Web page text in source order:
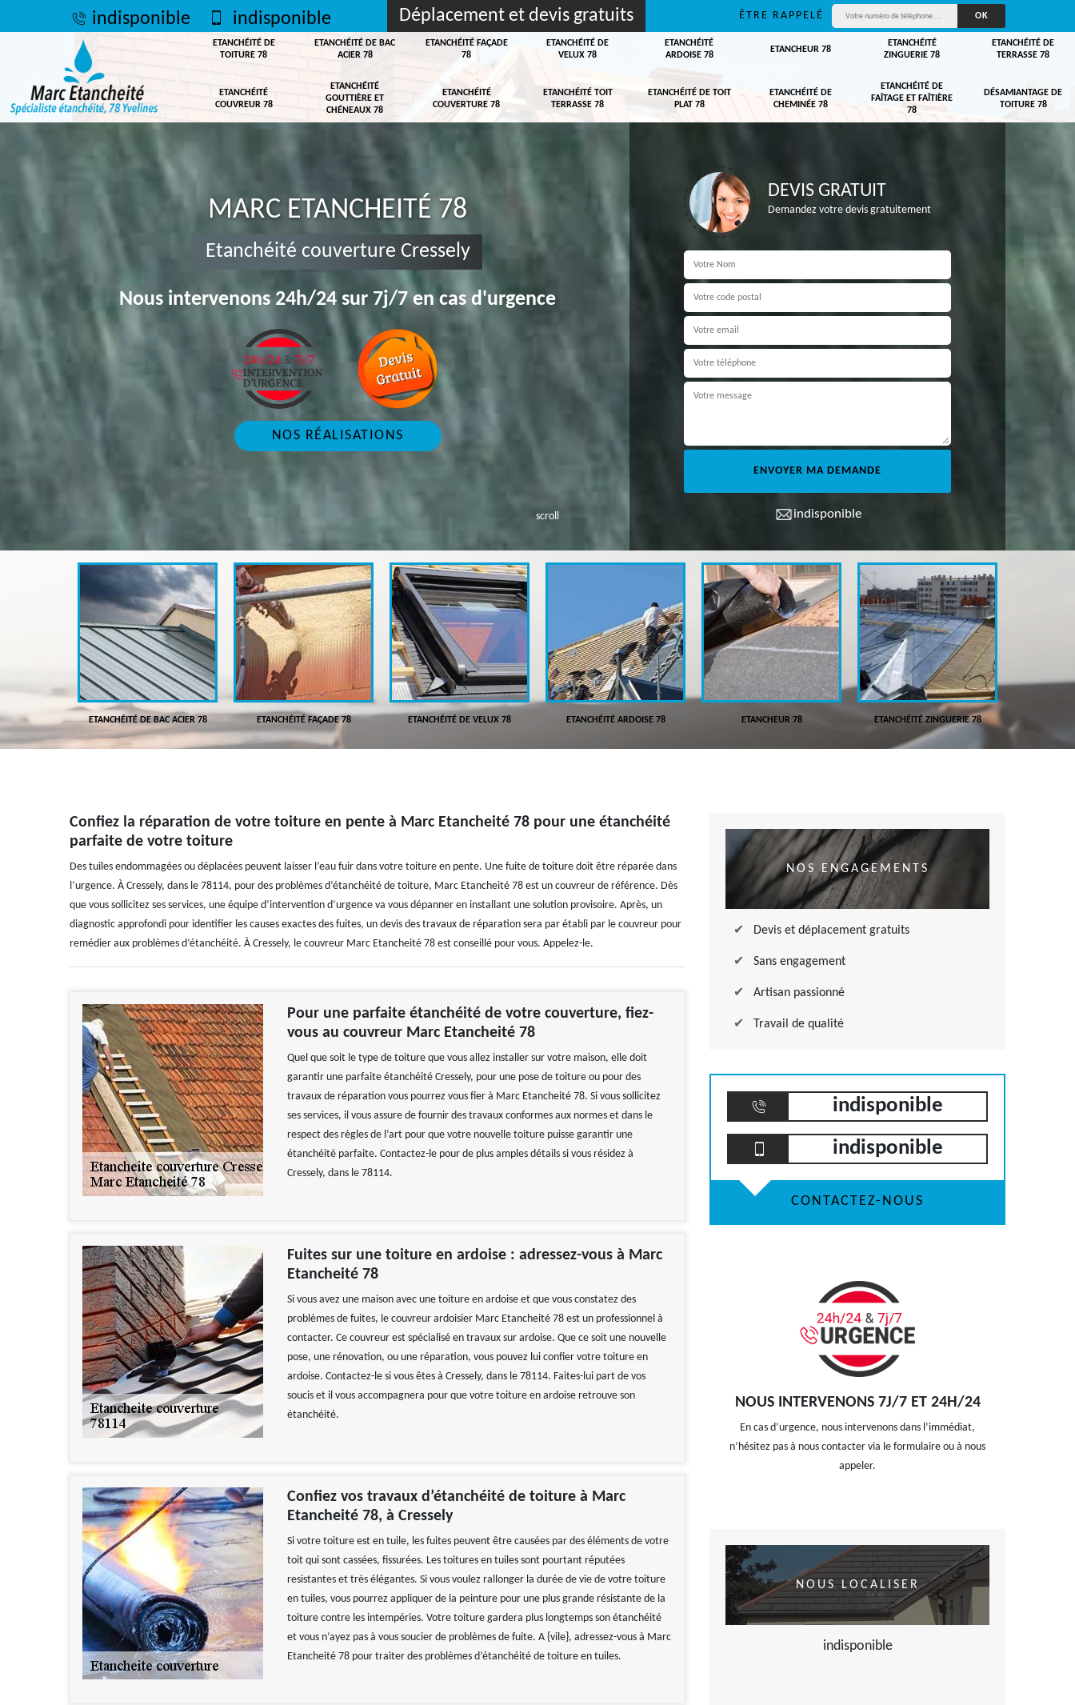
indisponible indisponible Déplacement et devis gratuits ÊTRE RAPPELÉ
ETANCHÉITÉ DE
TOITURE 78
ETANCHÉITÉ DE BAC
ACIER 78
ETANCHÉITÉ FAÇADE
78
ETANCHÉITÉ DE
VELUX 78
ETANCHÉITÉ
ARDOISE 78
ETANCHEUR 78
ETANCHÉITÉ
ZINGUERIE 78
ETANCHÉITÉ DE
TERRASSE 78
ETANCHÉITÉ
COUVREUR 78
ETANCHÉITÉ
GOUTTIÈRE ET
CHÉNEAUX 78
ETANCHÉITÉ
COUVERTURE 78
ETANCHÉITÉ TOIT
TERRASSE 78
ETANCHÉITÉ DE TOIT
PLAT 78
ETANCHÉITÉ DE
CHEMINÉE 78
ETANCHÉITÉ DE
FAÎTAGE ET FAÎTIÈRE
78
DÉSAMIANTAGE DE
TOITURE 78
scroll
MARC ETANCHEITÉ 78
Etanchéité couverture Cressely
Nous intervenons 24h/24 sur 7j/7 en cas d'urgence
NOS RÉALISATIONS
DEVIS GRATUIT
Demandez votre devis gratuitement
indisponible
78 ETANCHÉITÉ DE BAC ACIER 78 ETANCHÉITÉ FAÇADE 78 ETANCHÉITÉ DE VELUX 78 ETANCHÉITÉ ARDOISE 78 ETANCHEUR 78 ETANCHÉITÉ ZINGUERIE 78
Confiez la réparation de votre toiture en pente à Marc Etancheité 78 pour une étanchéité
parfaite de votre toiture
Des tuiles endommagées ou déplacées peuvent laisser l’eau fuir dans votre toiture en pente. Une fuite de toiture doit être réparée dans
l’urgence. À Cressely, dans le 78114, pour des problèmes d’étanchéité de toiture, Marc Etancheité 78 est un couvreur de référence. Dès
que vous sollicitez ses services, une équipe d’intervention d’urgence va vous dépanner en installant une solution provisoire. Après, un
diagnostic approfondi pour identifier les causes exactes des fuites, un devis des travaux de réparation sera par établi par le couvreur pour
remédier aux problèmes d’étanchéité. À Cressely, le couvreur Marc Etancheité 78 est conseillé pour vous. Appelez-le.
Pour une parfaite étanchéité de votre couverture, fiez-
vous au couvreur Marc Etancheité 78
Quel que soit le type de toiture que vous allez installer sur votre maison, elle doit
garantir une parfaite étanchéité Cressely, pour une pose de toiture ou pour des
travaux de réparation vous pourrez vous fier à Marc Etancheité 78. Si vous sollicitez
ses services, il vous assure de fournir des travaux conformes aux normes et dans le
respect des règles de l’art pour que votre nouvelle toiture puisse garantir une
étanchéité parfaite. Contactez-le pour de plus amples détails si vous résidez à
Cressely, dans le 78114.
Fuites sur une toiture en ardoise : adressez-vous à Marc
Etancheité 78
Si vous avez une maison avec une toiture en ardoise et que vous constatez des
problèmes de fuites, le couvreur ardoisier Marc Etancheité 78 est un professionnel à
contacter. Ce couvreur est spécialisé en travaux sur ardoise. Que ce soit une nouvelle
pose, une rénovation, ou une réparation, vous pouvez lui confier votre toiture en
ardoise. Contactez-le si vous êtes à Cressely, dans le 78114. Faites-lui part de vos
soucis et il vous accompagnera pour que votre toiture en ardoise retrouve son
étanchéité.
Confiez vos travaux d’étanchéité de toiture à Marc
Etancheité 78, à Cressely
Si votre toiture est en tuile, les fuites peuvent être causées par des éléments de votre
toit qui sont cassées, fissurées. Les toitures en tuiles sont pourtant réputées
resistantes et très élégantes. Si vous voulez rallonger la durée de vie de votre toiture
en tuiles, vous pourrez appliquer de la peinture pour une plus grande résistante de la
toiture contre les intempéries. Votre toiture gardera plus longtemps son étanchéité
et vous n’ayez pas à vous soucier de problèmes de fuite. A {vile}, adressez-vous à Marc
Etancheité 78 pour traiter des problèmes d’étanchéité de toiture en tuiles.
NOS ENGAGEMENTS
Devis et déplacement gratuits
Sans engagement
Artisan passionné
Travail de qualité
indisponible
indisponible
CONTACTEZ-NOUS
NOUS INTERVENONS 7J/7 ET 24H/24
En cas d’urgence, nous intervenons dans l’immédiat,
n’hésitez pas à nous contacter via le formulaire ou à nous
appeler.
NOUS LOCALISER
indisponible